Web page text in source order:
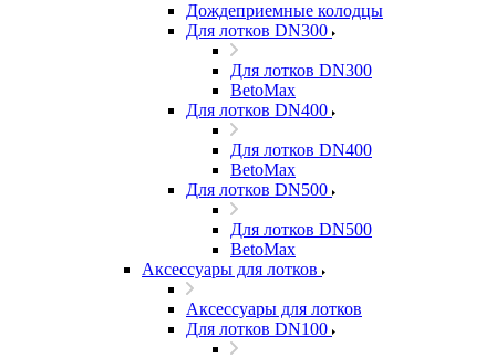
Дождеприемные колодцы
Для лотков DN300
Для лотков DN300
BetoMax
Для лотков DN400
Для лотков DN400
BetoMax
Для лотков DN500
Для лотков DN500
BetoMax
Аксессуары для лотков
Аксессуары для лотков
Для лотков DN100